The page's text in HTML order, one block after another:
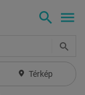
Térkép